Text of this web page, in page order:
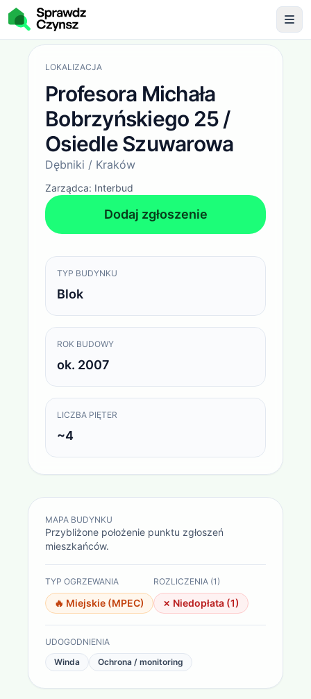
Opłaty administracyjne Profesora Michała
LOKALIZACJA
Profesora Michała
Bobrzyńskiego 25 /
Osiedle Szuwarowa
Dębniki / Kraków
Zarządca: Interbud
Dodaj zgłoszenie
TYP BUDYNKU
Blok
ROK BUDOWY
ok. 2007
LICZBA PIĘTER
~4
MAPA BUDYNKU
Przybliżone położenie punktu zgłoszeń
mieszkańców.
TYP OGRZEWANIA
🔥 Miejskie (MPEC)
ROZLICZENIA (1)
✗ Niedopłata (1)
UDOGODNIENIA
Winda
Ochrona / monitoring